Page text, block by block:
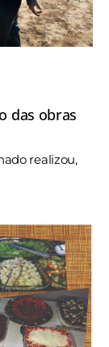
das obras
realizou,